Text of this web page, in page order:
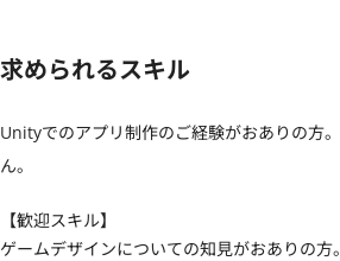
求められるスキル
Unityでのアプリ制作のご経験がおありの方
ん。
【歓迎スキル】
ゲームデザインについての知見がおありの方。